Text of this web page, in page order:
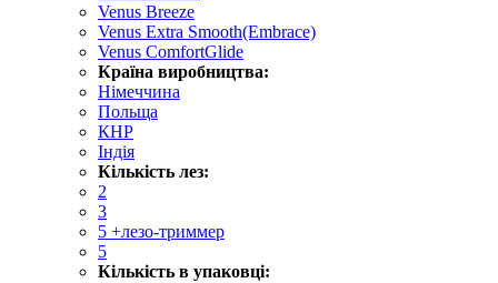
Venus Breeze
Venus Extra Smooth(Embrace)
Venus ComfortGlide
Країна виробництва:
Німеччина
Польща
КНР
Індія
Кількість лез:
2
3
5 +лезо-триммер
5
Кількість в упаковці: